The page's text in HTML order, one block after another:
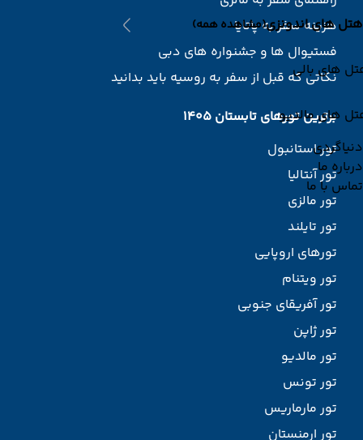
هتل های اندونزی(مشاهده همه)
های بالی
های مالدیو
دنیاگردی
درباره ما
تماس با ما
هزینه سفر به پاتایا
فستیوال ها و جشنواره های دبی
نکاتی که قبل از سفر به روسیه باید بدانید
برترین تورهای تابستان 1405
تور استانبول
تور آنتالیا
تور مالزی
تور تایلند
تورهای اروپایی
تور ویتنام
تور آفریقای جنوبی
تور ژاپن
تور مالدیو
تور تونس
تور مارماریس
تور ارمنستان